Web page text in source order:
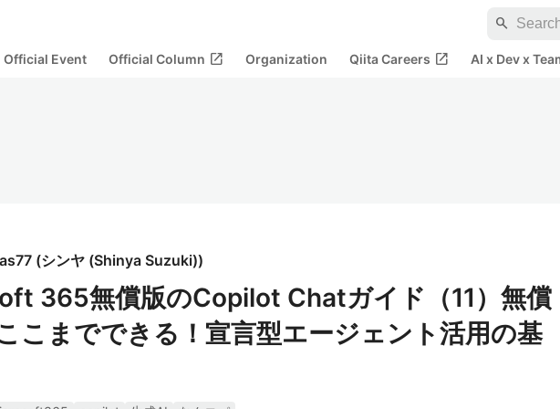
search
Official Event Official Column open_in_new Organization Qiita Careers open_in_new AI x Dev x
(シンヤ (Shinya Suzuki))
365無償版のCopilot Chatガイド（11）無償
こまでできる！宣言型エージェント活用の基